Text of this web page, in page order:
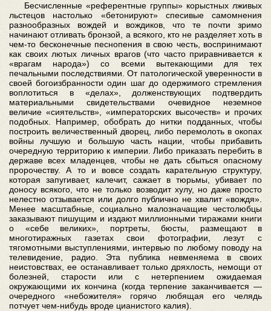
Бесчисленные «референтные группы» корыстных лживых
льстецов настолько «бетонируют» спесивые самомнения
разнообразных вождей и вождиков, что те почти зримо
начинают отливать бронзой, а всякого, кто не разделяет хоть в
чем-то бесконечные песнопения в свою честь, воспринимают
как своих лютых личных врагов (что часто приравнивается к
«врагам народа») со всеми вытекающими для тех
печальными последствиями. От патологической уверенности в
своей богоизбранности один шаг до одержимого стремления
воплотиться в «делах», долженствующих подтвердить
материальными свидетельствами очевидное неземное
величие «сиятельств», «императорских высочеств» и прочих
подобных. Например, обобрать до нитки подданных, чтобы
построить величественный дворец, либо перемолоть в окопах
войны лучшую и большую часть нации, чтобы прибавить
очередную территорию к империи. Либо приказать перебить в
державе всех младенцев, чтобы не дать сбыться опасному
пророчеству. А то и вовсе создать карательную структуру,
которая запугивает, калечит, сажает в тюрьмы, убивает по
доносу всякого, что не только возводит хулу, но даже просто
нелестно отзывается или долго публично не хвалит «вождя».
Менее масштабные, социально малозначащие честолюбцы
заказывают пишущим и издают миллионными тиражами книги
о «себе великих», портреты, бюсты, размещают в
многотиражных газетах свои фотографии, лезут с
тягомотными выступлениями, интервью по любому поводу на
телевидение, радио. Эта публика невменяема в своих
неистовствах, ее останавливает только дряхлость, немощи от
болезней, старости или с нетерпением ожидаемая
окружающими их кончина (когда терпение заканчивается —
очередного «небожителя» горячо любящая его челядь
потчует чем-нибудь вроде цианистого калия).